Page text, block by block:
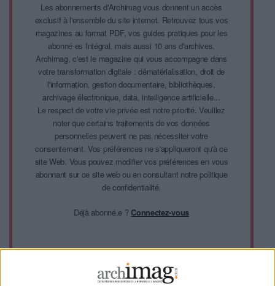
Les abonnements d'Archimag vous donnent un accès
exclusif à l'ensemble du site internet. Retrouvez tous vos
magazines au format PDF, vos guides pratiques pour les
abonné·es Intégral, mais aussi 10 ans d'archives.
Archimag, c'est le magazine qui vous accompagne dans
votre transformation digitale : dématérialisation, droit de
l'information, gestion documentaire, bibliothèques,
archivage électronique, data, intelligence artificielle...
Le respect de votre vie privée est notre priorité. Veuillez
noter que certains traitements de vos données
personnelles peuvent ne pas nécessiter votre
consentement. Vos préférences ne s'appliqueront qu'à ce
site Web. Vous pouvez modifier vos préférences en vous
abonnant sur ce site web ou en consultant notre politique
de confidentialité.
Déjà abonné.e ?Connectez-vous